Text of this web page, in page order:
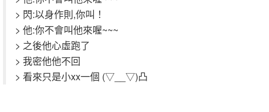
> 閃:以身作則,你叫！
> 他:你不會叫他來喔~~~
> 之後他心虛跑了
> 我密他他不回
> 看來只是小xx一個 (▽__▽)凸